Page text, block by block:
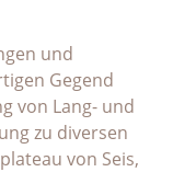
und
Gegend
von Lang- und
zu diversen
von Seis,